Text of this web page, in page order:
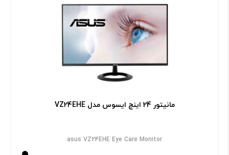
مانیتور 24 اینچ ایسوس مدل VZ24EHE
asus VZ24EHE Eye Care Monitor